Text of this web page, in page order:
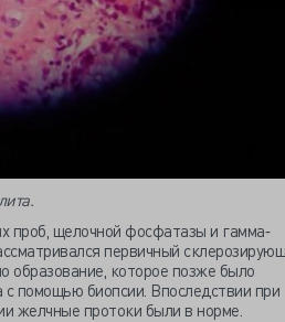
проб, щелочной фосфатазы и гамма‐
первичный
образование, которое позже было
помощью биопсии. Впоследствии при
желчные протоки были в норме.